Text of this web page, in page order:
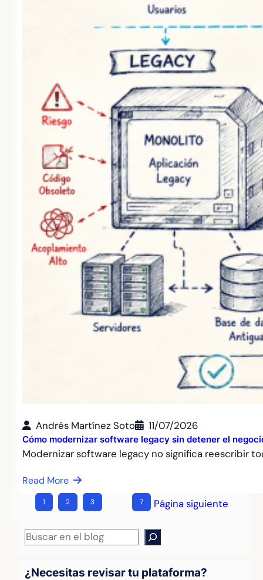
Andrés Martínez Soto 11/07/2026
Cómo modernizar software legacy sin detener el
Modernizar software legacy no significa reescribir
Read More
1 2 3 7 Página siguiente
Buscar
¿Necesitas revisar tu plataforma?